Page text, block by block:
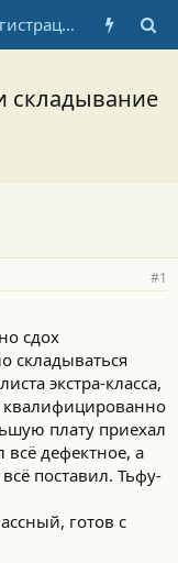
Регистрация
складывание
#1
сдох
складываться
экстра-класса,
квалифицированно
плату приехал
дефектное, а
поставил. Тьфу-
готов с